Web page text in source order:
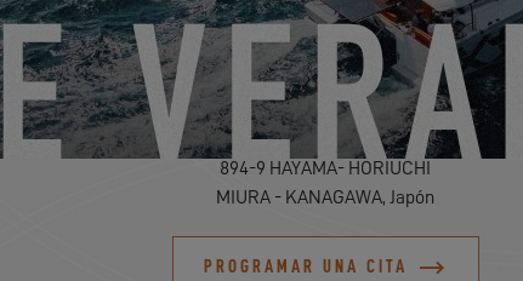
PIDA UNA CITA
ODYSSEY MARINE LTD
894-9 HAYAMA- HORIUCHI
MIURA - KANAGAWA, Japón
PROGRAMAR UNA CITA